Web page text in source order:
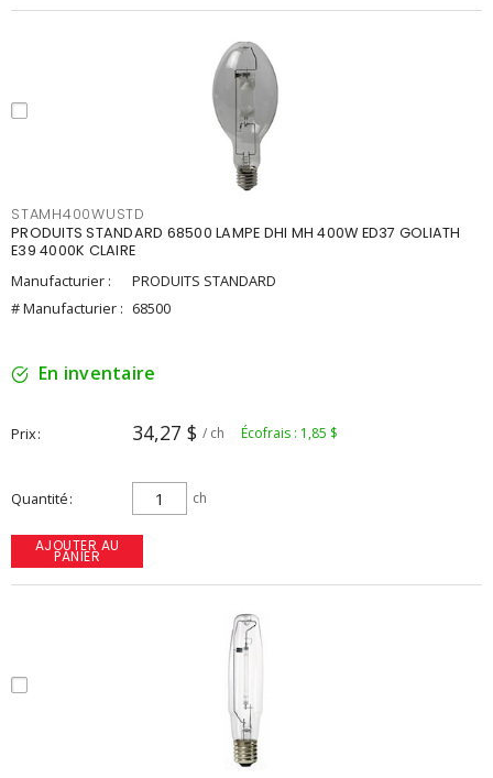
STAMH400WUSTD
PRODUITS STANDARD 68500 LAMPE DHI MH 400W ED37 GOLIATH
E39 4000K CLAIRE
Manufacturier :
PRODUITS STANDARD
# Manufacturier : 68500
En inventaire
Prix 34,27 $ / ch Écofrais : 1,85 $
Quantité ch
AJOUTER AU
PANIER